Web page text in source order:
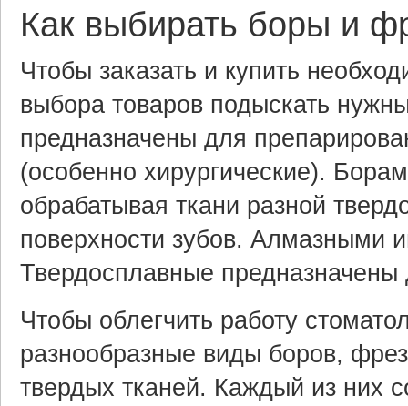
Как выбирать боры и
Чтобы заказать и купить
выбора товаров подыскать
предназначены для
(особенно хирургические).
обрабатывая ткани разной
поверхности зубов. Алмазными
Твердосплавные
Чтобы облегчить работу
разнообразные виды боров,
твердых тканей. Каждый из них